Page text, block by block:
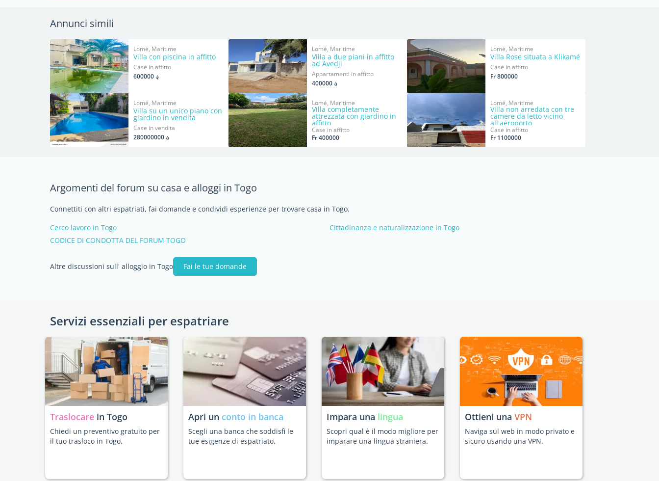
Annunci simili
Lomé, Maritime
Villa con piscina in affitto
Case in affitto
؋ 600000
Lomé, Maritime
Villa a due piani in affitto
ad Avedji
Appartamenti in affitto
؋ 400000
Lomé, Maritime
Villa Rose situata a Klikamé
Case in affitto
Fr 800000
Lomé, Maritime
Villa su un unico piano con
giardino in vendita
Case in vendita
؋ 280000000
Lomé, Maritime
Villa completamente
attrezzata con giardino in
affitto
Case in affitto
Fr 400000
Lomé, Maritime
Villa non arredata con tre
camere da letto vicino
all'aeroporto
Case in affitto
Fr 1100000
Argomenti del forum su casa e alloggi in Togo
Connettiti con altri espatriati, fai domande e condividi esperienze per trovare casa in Togo.
Cerco lavoro in Togo
Cittadinanza e naturalizzazione in Togo
CODICE DI CONDOTTA DEL FORUM TOGO
Altre discussioni sull' alloggio in Togo Fai le tue domande
Servizi essenziali per espatriare
Traslocare in Togo
Chiedi un preventivo gratuito per
il tuo trasloco in Togo.
Apri un conto in banca
Scegli una banca che soddisfi le
tue esigenze di espatriato.
Impara una lingua
Scopri qual è il modo migliore per
imparare una lingua straniera.
Ottieni una VPN
Naviga sul web in modo privato e
sicuro usando una VPN.